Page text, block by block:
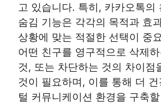
고 있습니다. 특히, 카카오톡의
숨김 기능은 각각의 목적과 효
상황에 맞는 적절한 선택이 중
어떤 친구를 영구적으로 삭제
것, 또는 차단하는 것의 차이점
것이 필요하며, 이를 통해 더
털 커뮤니케이션 환경을 구축